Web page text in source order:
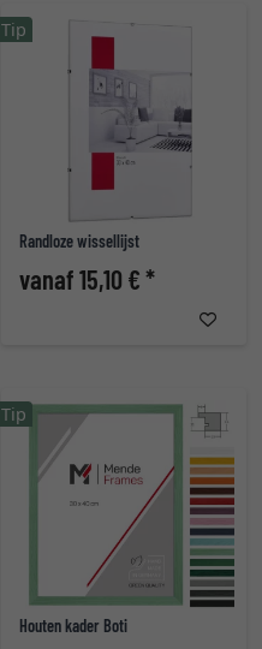
Randloze wissellijst
vanaf 15,10 € *
Tip
Houten kader Boti
Tip